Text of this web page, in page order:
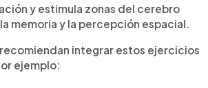
y estimula zonas del cerebro
memoria y la percepción espacial.
integrar estos ejercicios
ejemplo: